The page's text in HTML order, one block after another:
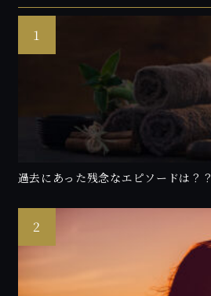
過去にあった残念なエピソードは？？